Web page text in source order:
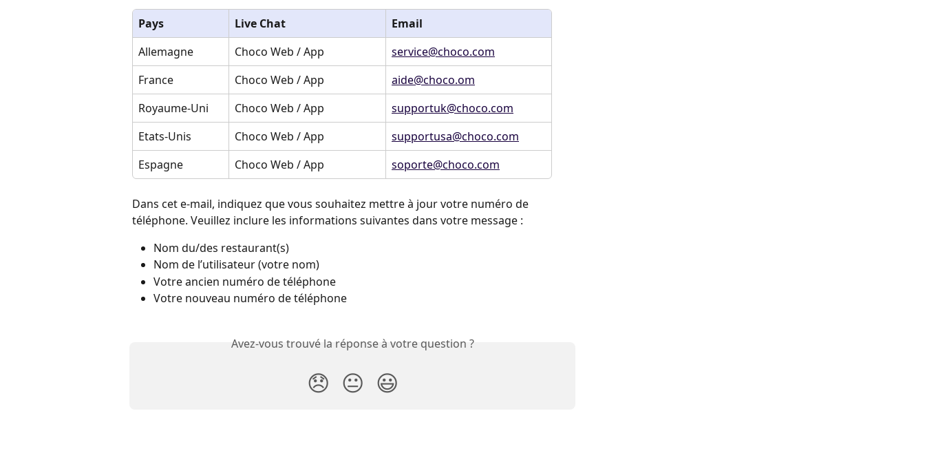
Pays Live Chat
Email
Allemagne
Choco Web / App
service@choco.com
France
Choco Web / App
aide@choco.om
Royaume-Uni
Choco Web / App
supportuk@choco.com
Etats-Unis
Choco Web / App
supportusa@choco.com
Espagne
Choco Web / App soporte@choco.com
Dans cet e-mail, indiquez que vous souhaitez mettre à jour votre numéro de
téléphone. Veuillez inclure les informations suivantes dans votre message :
Nom du/des restaurant(s)
Nom de l’utilisateur (votre nom)
Votre ancien numéro de téléphone
Votre nouveau numéro de téléphone
Avez-vous trouvé la réponse à votre question ?
😞 😐 😃